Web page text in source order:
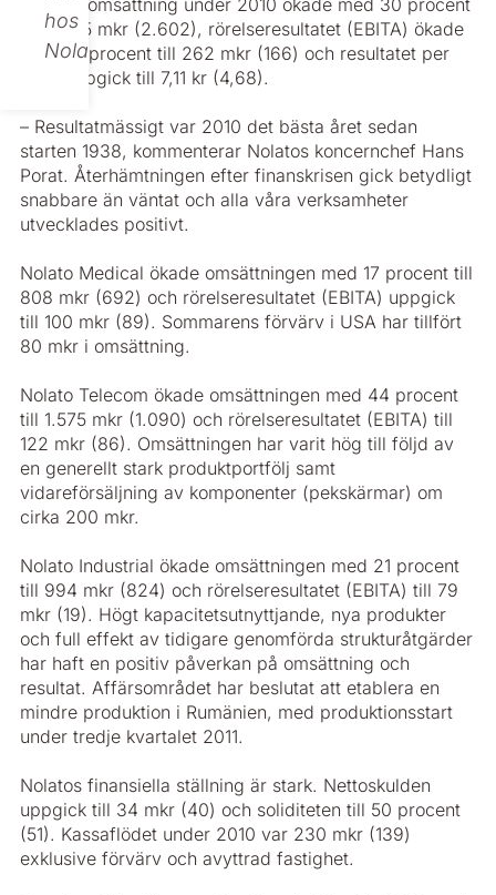
hos
Nolato.
Nolatos omsättning under 2010 ökade med 30 procent
till 3.375 mkr (2.602), rörelse­resultatet (EBITA) ökade
med 58 procent till 262 mkr (166) och resultatet per
aktie uppgick till 7,11 kr (4,68).
– Resultatmässigt var 2010 det bästa året sedan
starten 1938, kommenterar Nolatos koncernchef Hans
Porat. Återhämtningen efter finanskrisen gick betydligt
­snabbare än väntat och alla våra verksamheter
utvecklades positivt.
Nolato Medical ökade omsättningen med 17 procent till
808 mkr (692) och rörelse­resultatet (EBITA) uppgick
till 100 mkr (89). Sommarens förvärv i USA har tillfört
80 mkr i omsättning.
Nolato Telecom ökade omsättningen med 44 procent
till 1.575 mkr (1.090) och rörelseresultatet (EBITA) till
122 mkr (86). Omsättningen har varit hög till följd av
en generellt stark produktportfölj samt
vidareförsäljning av komponenter (pekskärmar) om
cirka 200 mkr.
Nolato Industrial ökade omsättningen med 21 procent
till 994 mkr (824) och rörelse­resultatet (EBITA) till 79
mkr (19). Högt kapacitetsutnyttjande, nya produkter
och full ­effekt av tidigare genomförda strukturåtgärder
har haft en positiv påverkan på omsättning och
resultat. Affärsområdet har beslutat att etablera en
mindre produktion i ­Rumänien, med produktionsstart
under tredje kvartalet 2011.
Nolatos finansiella ställning är stark. Nettoskulden
uppgick till 34 mkr (40) och soliditeten till 50 procent
(51). Kassaflödet under 2010 var 230 mkr (139)
exklusive förvärv och avyttrad fastighet.